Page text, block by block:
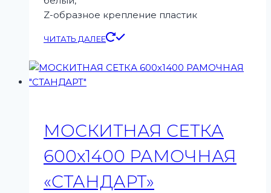
Z-образное крепление пластик
ЧИТАТЬ ДАЛЕЕ
МОСКИТНАЯ СЕТКА
600х1400 РАМОЧНАЯ
«СТАНДАРТ»